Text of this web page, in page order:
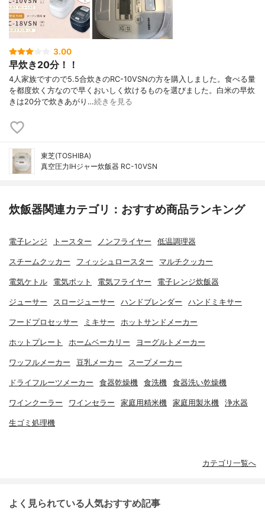
3.00
早炊き20分！！
4人家族ですので5.5合炊きのRC-10VSNの方を購入しました。食べる量
を都度炊く方なので早くおいしく炊けるものを選びました。白米の早炊
きは20分で炊きあがり…続きを見る
東芝(TOSHIBA)
真空圧力IHジャー炊飯器 RC-10VSN
炊飯器関連カテゴリ：おすすめ商品ランキング
電子レンジ トースター ノンフライヤー 低温調理器
スチームクッカー フィッシュロースター マルチクッカー
電気ケトル 電気ポット 電気フライヤー 電子レンジ炊飯器
ジューサー スロージューサー ハンドブレンダー ハンドミキサー
フードプロセッサー ミキサー ホットサンドメーカー
ホットプレート ホームベーカリー ヨーグルトメーカー
ワッフルメーカー 豆乳メーカー スープメーカー
ドライフルーツメーカー 食器乾燥機 食洗機 食器洗い乾燥機
ワインクーラー ワインセラー 家庭用精米機 家庭用製氷機 浄水器
生ゴミ処理機
カテゴリ一覧へ
よく見られている人気おすすめ記事